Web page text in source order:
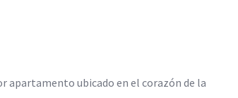
apartamento ubicado en el corazón de la